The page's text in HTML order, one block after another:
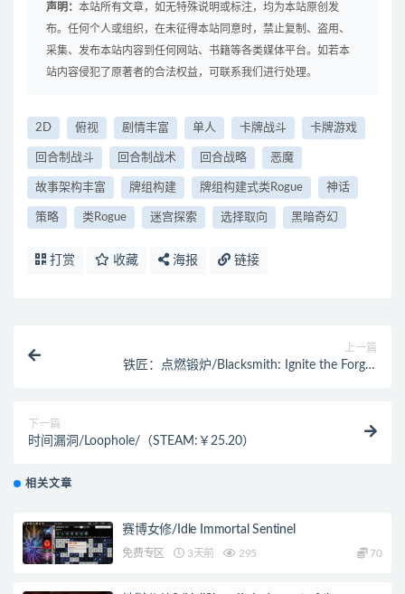
声明： 本站所有文章，如无特殊说明或标注，均为本站原创发
布。任何个人或组织，在未征得本站同意时，禁止复制、盗用、
采集、发布本站内容到任何网站、书籍等各类媒体平台。如若本
站内容侵犯了原著者的合法权益，可联系我们进行处理。
2D 俯视 剧情丰富 单人 卡牌战斗 卡牌游戏
回合制战斗 回合制战术 回合战略 恶魔
故事架构丰富 牌组构建 牌组构建式类Rogue 神话
策略 类Rogue 迷宫探索 选择取向 黑暗奇幻
打赏 收藏 海报 链接
上一篇
铁匠：点燃锻炉/Blacksmith: Ignite the Forge/
下一篇
时间漏洞/Loophole/（STEAM:￥25.20）
相关文章
赛博女修/Idle Immortal Sentinel
免费专区 3天前 295 70